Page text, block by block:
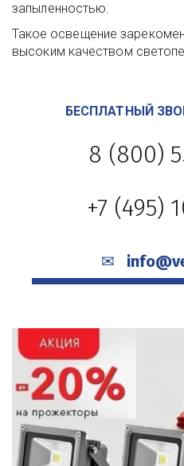
запыленностью.
Такое освещение
высоким качеством
БЕСПЛАТНЫЙ
8 (800)
+7 (495)
✉